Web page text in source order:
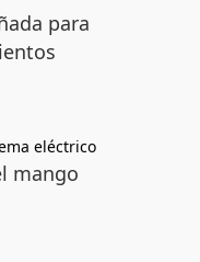
para
eléctrico
mango